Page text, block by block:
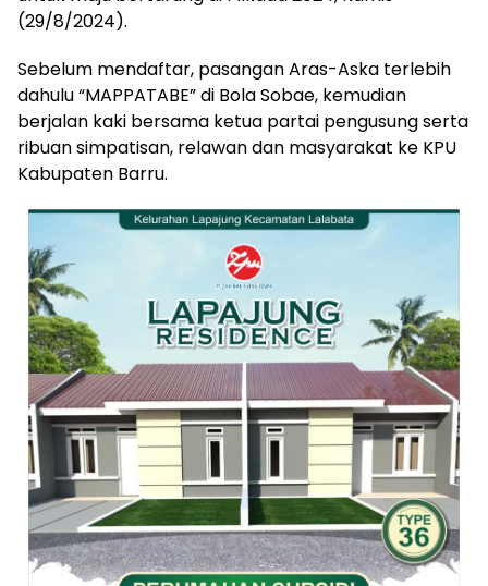
(29/8/2024).
Sebelum mendaftar, pasangan Aras-Aska terlebih
dahulu “MAPPATABE” di Bola Sobae, kemudian
berjalan kaki bersama ketua partai pengusung serta
ribuan simpatisan, relawan dan masyarakat ke KPU
Kabupaten Barru.